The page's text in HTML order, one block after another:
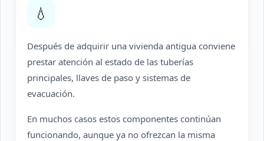
💧
Después de adquirir una vivienda antigua conviene
prestar atención al estado de las tuberías
principales, llaves de paso y sistemas de
evacuación.
En muchos casos estos componentes continúan
funcionando, aunque ya no ofrezcan la misma